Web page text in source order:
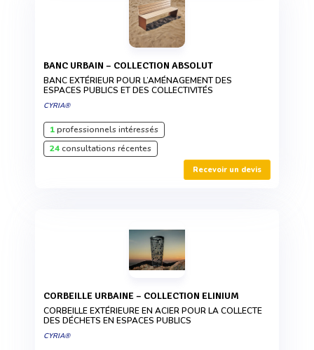
BANC URBAIN – COLLECTION ABSOLUT
BANC EXTÉRIEUR POUR L’AMÉNAGEMENT DES
ESPACES PUBLICS ET DES COLLECTIVITÉS
CYRIA®
1professionnels intéressés
24consultations récentes
Recevoir un devis
CORBEILLE URBAINE – COLLECTION ELINIUM
CORBEILLE EXTÉRIEURE EN ACIER POUR LA COLLECTE
DES DÉCHETS EN ESPACES PUBLICS
CYRIA®